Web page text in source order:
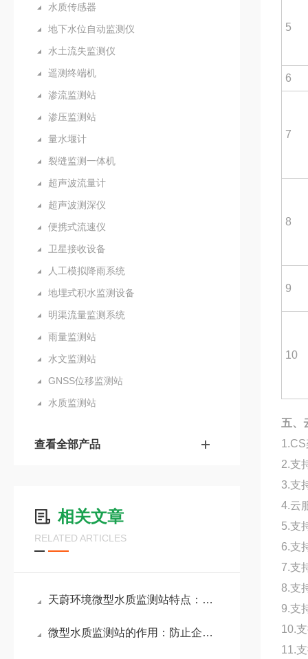
水质传感器
地下水位自动监测仪
水土流失监测仪
遥测终端机
渗流监测站
渗压监测站
量水堰计
裂缝监测一体机
超声波流量计
超声波测深仪
便携式流速仪
卫星接收设备
人工模拟降雨系统
地埋式积水监测设备
明渠流量监测系统
雨量监测站
水文监测站
GNSS位移监测站
水质监测站
查看全部产品
相关文章
RELATED ARTICLES
天蔚环境微型水质监测站特点：低检测下限，满足地表水在线监测规范要求
微型水质监测站的作用：防止企业超标排放废水，保护周边水环境安全
5
6
7
8
9
10
五、
2.支
3.支
4.云
5.支
6.支
7.支
8.支
9.支
10.
11.